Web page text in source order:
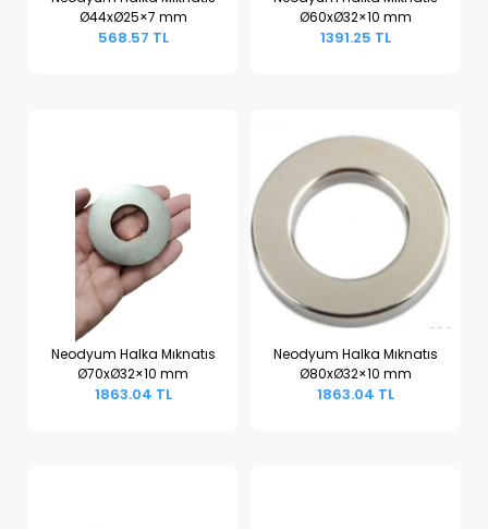
Sepete Ekle
Ø44xØ25×7 mm
568.57 TL
Sepete Ekle
Ø60xØ32×10 mm
1391.25 TL
Sepete Ekle
Neodyum Halka Mıknatıs
Ø70xØ32×10 mm
1863.04 TL
Sepete Ekle
Neodyum Halka Mıknatıs
Ø80xØ32×10 mm
1863.04 TL